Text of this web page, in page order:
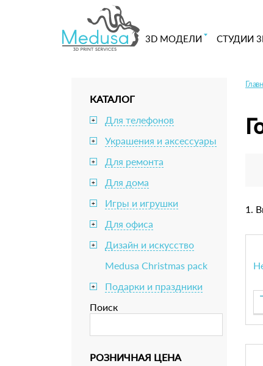
3D МОДЕЛИ СТУДИИ
КАТАЛОГ
+ Для телефонов
+ Украшения и аксессуары
+ Для ремонта
+ Для дома
+ Игры и игрушки
+ Для офиса
+
Дизайн и искусство
Medusa Christmas pack
+
Подарки и праздники
Поиск
РОЗНИЧНАЯ ЦЕНА
1.